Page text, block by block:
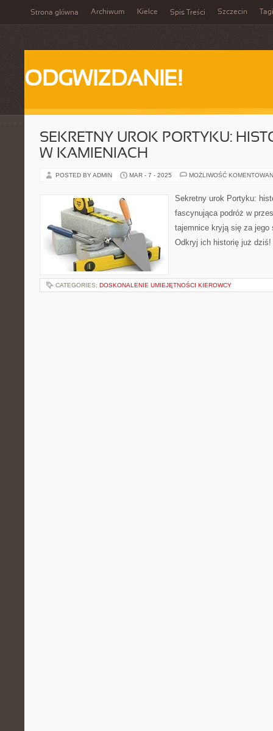
Strona główna Archiwum Kielce Spis Treści Szczecin Tagi
ODGWIZDANIE!
SEKRETNY UROK PORTYKU:
W KAMIENIACH
POSTED BY ADMIN MAR - 7 - 2025 MOŻLIWOŚĆ
Sekretny urok Portyku:
fascynująca podróż w
tajemnice kryją się za jego
Odkryj ich historię już dziś!
CATEGORIES: DOSKONALENIE UMIEJĘTNOŚCI KIEROWCY